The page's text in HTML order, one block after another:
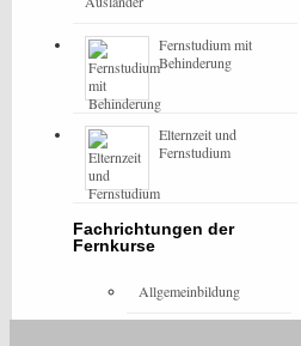
Fernstudium mit
Behinderung
Elternzeit und
Fernstudium
Fachrichtungen der
Fernkurse
Allgemeinbildung